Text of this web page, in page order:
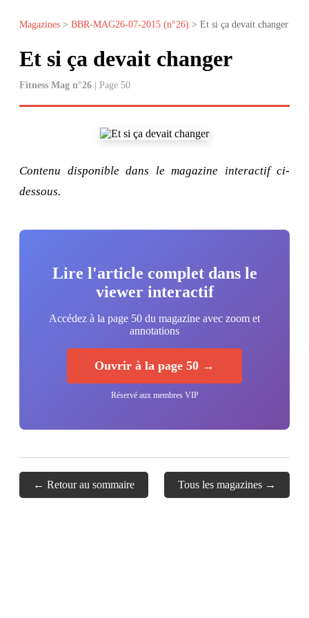
Magazines > BBR-MAG26-07-2015 (n°26) > Et si ça devait changer
Et si ça devait changer
Fitness Mag n°26 | Page 50
Contenu disponible dans le magazine interactif ci-
dessous.
Lire l'article complet dans le
viewer interactif
Accédez à la page 50 du magazine avec zoom et
annotations
Ouvrir à la page 50 →
Réservé aux membres VIP
← Retour au sommaire Tous les magazines →